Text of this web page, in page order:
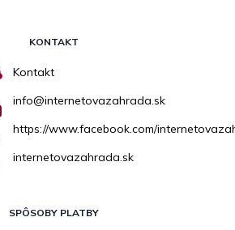
KONTAKT
Kontakt
info@internetovazahrada.sk
https://www.facebook.com/
internetovazahrada.sk
SPÔSOBY PLATBY